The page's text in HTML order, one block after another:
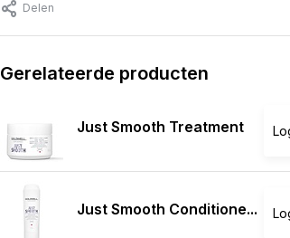
Delen
Gerelateerde producten
Just Smooth Treatment
Just Smooth Conditione...